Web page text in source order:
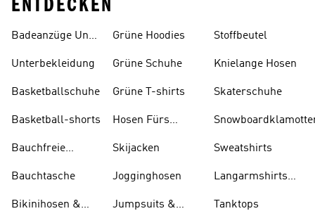
ENTDECKEN
Badeanzüge Und
Unterbekleidung
Basketballschuhe
Basketball-shorts
Bauchfreie
Bauchtasche
Bikinihosen &
Grüne Hoodies
Grüne Schuhe
Grüne T-shirts
Hosen Fürs
Skijacken
Jogginghosen
Jumpsuits &
Stoffbeutel
Knielange Hosen
Skaterschuhe
Sweatshirts
Langarmshirts
Tanktops